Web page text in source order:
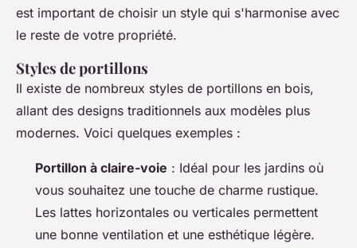
est important de choisir un style qui s'harmonise avec
le reste de votre propriété.
Styles de portillons
Il existe de nombreux styles de portillons en bois,
allant des designs traditionnels aux modèles plus
modernes. Voici quelques exemples :
Portillon à claire-voie : Idéal pour les jardins où
vous souhaitez une touche de charme rustique.
Les lattes horizontales ou verticales permettent
une bonne ventilation et une esthétique légère.